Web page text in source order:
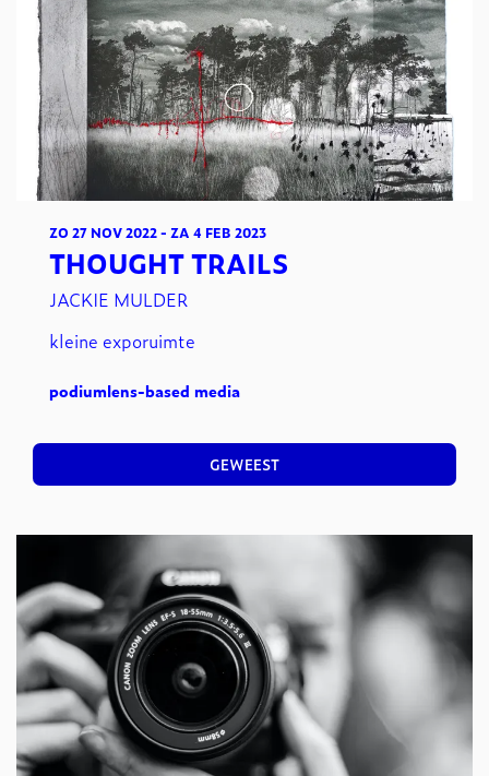
THOUGHT TRAILS
JACKIE MULDER
ZO 27 NOV 2022- ZA 4 FEB 2023
kleine exporuimte
podiumlens-based media
GEWEEST